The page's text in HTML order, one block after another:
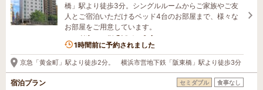
橋」駅より徒歩3分。シングルルームからご家族やご友
人とご宿泊いただけるベッド4台のお部屋まで、様々な
お部屋をご用意しています。
5名がこの宿を見ています
1時間前に予約されました
京急「黄金町」駅より徒歩2分。 横浜市営地下鉄「阪東橋」駅より徒歩3分
宿泊プラン セミダブル 食事なし